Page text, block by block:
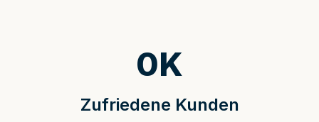
Zufriedene Kunden
0K